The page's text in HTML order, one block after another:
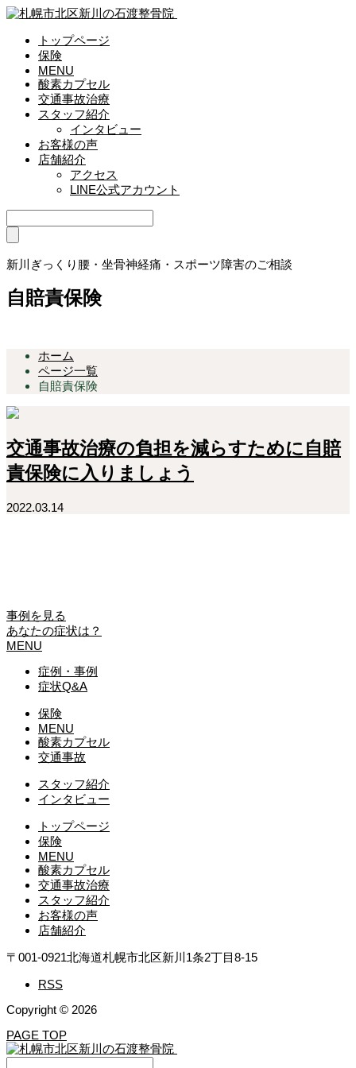
トップページ
保険
MENU
酸素カプセル
交通事故治療
スタッフ紹介
インタビュー
お客様の声
店舗紹介
アクセス
LINE公式アカウント
新川ぎっくり腰・坐骨神経痛・スポーツ障害のご相談
自賠責保険
ホーム
ページ一覧
自賠責保険
交通事故治療の負担を減らすために自賠
責保険に入りましょう
2022.03.14
事例を見る
あなたの症状は？
MENU
症例・事例
症状Q&A
保険
MENU
酸素カプセル
交通事故
スタッフ紹介
インタビュー
トップページ
保険
MENU
酸素カプセル
交通事故治療
スタッフ紹介
お客様の声
店舗紹介
〒001-0921北海道札幌市北区新川1条2丁目8-15
RSS
Copyright © 2026
PAGE TOP